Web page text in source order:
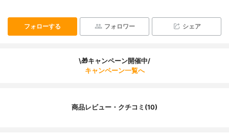
フォローする フォロワー シェア
\🎁キャンペーン開催中/
キャンペーン一覧へ
商品レビュー・クチコミ(10)